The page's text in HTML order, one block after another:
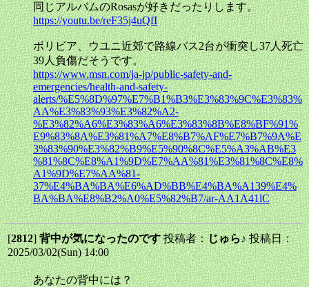
同じアルバムのRosasが好きだったりします。
https://youtu.be/reF35j4uQfI
ボリビア、ウユニ近郊で路線バス2台が衝突し37人死亡
39人負傷だそうです。
https://www.msn.com/ja-jp/public-safety-and-
emergencies/health-and-safety-
alerts/%E5%8D%97%E7%B1%B3%E3%83%9C%E3%83%
AA%E3%83%93%E3%82%A2-
%E3%82%A6%E3%83%A6%E3%83%8B%E8%BF%91%
E9%83%8A%E3%81%A7%E8%B7%AF%E7%B7%9A%E
3%83%90%E3%82%B9%E5%90%8C%E5%A3%AB%E3
%81%8C%E8%A1%9D%E7%AA%81%E3%81%8C%E8%
A1%9D%E7%AA%81-
37%E4%BA%BA%E6%AD%BB%E4%BA%A139%E4%
BA%BA%E8%B2%A0%E5%82%B7/ar-AA1A41lC
[2812]背中が気になったのです投稿者：じゅら♪投稿日：
2025/03/02(Sun) 14:00
あなたの背中には？